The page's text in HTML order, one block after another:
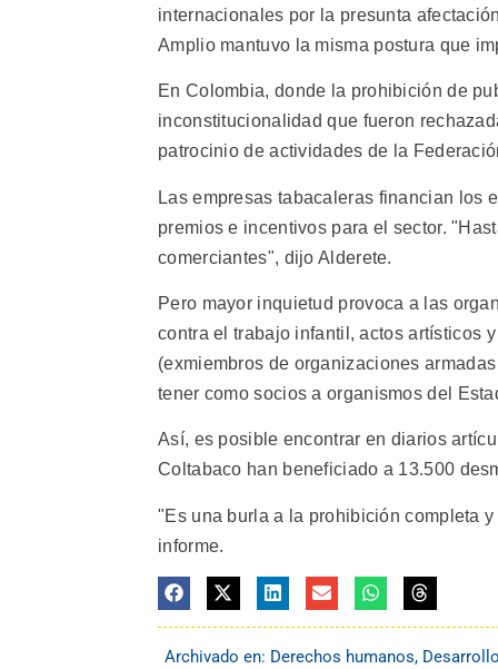
internacionales por la presunta
Amplio mantuvo la misma postura que
En Colombia, donde la prohibición de
inconstitucionalidad que fueron
patrocinio de actividades de la
Las empresas tabacaleras financian los
premios e incentivos para el sector.
comerciantes", dijo Alderete.
Pero mayor inquietud provoca a las
contra el trabajo infantil, actos artísticos
(exmiembros de organizaciones
tener como socios a organismos del
Así, es posible encontrar en diarios
Coltabaco han beneficiado a 13.500
"Es una burla a la prohibición completa
informe.
Archivado en: Derechos humanos,